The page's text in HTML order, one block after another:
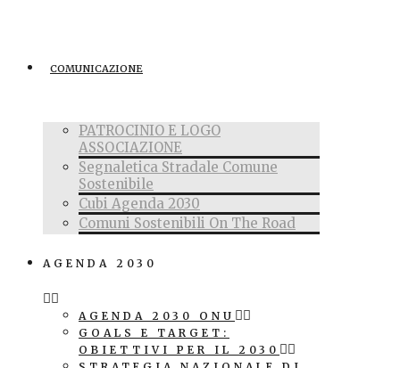
COMUNICAZIONE
PATROCINIO E LOGO
ASSOCIAZIONE
Segnaletica Stradale Comune
Sostenibile
Cubi Agenda 2030
Comuni Sostenibili On The Road
AGENDA 2030
AGENDA 2030 ONU
GOALS E TARGET:
OBIETTIVI PER IL 2030